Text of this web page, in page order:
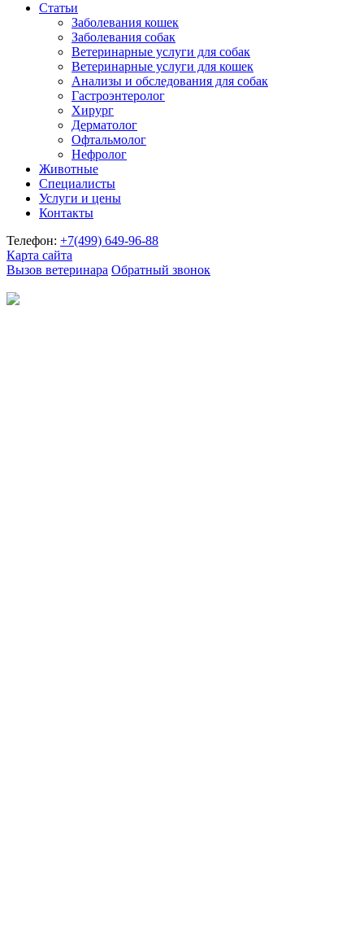
Статьи
Заболевания кошек
Заболевания собак
Ветеринарные услуги для собак
Ветеринарные услуги для кошек
Анализы и обследования для собак
Гастроэнтеролог
Хирург
Дерматолог
Офтальмолог
Нефролог
Животные
Специалисты
Услуги и цены
Контакты
Телефон: +7(499) 649-96-88
Карта сайта
Вызов ветеринара Обратный звонок